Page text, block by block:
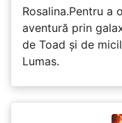
Rosalina.Pentru a
aventură prin
de Toad și de
Lumas.